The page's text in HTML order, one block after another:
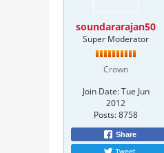
soundararajan50
Super Moderator
Crown
Join Date: Tue Jun
2012
Posts:8758
Share